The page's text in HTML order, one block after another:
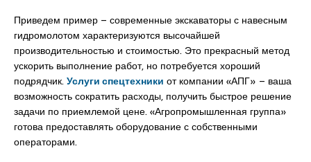
Приведем пример – современные экскаваторы с навесным
гидромолотом характеризуются высочайшей
производительностью и стоимостью. Это прекрасный метод
ускорить выполнение работ, но потребуется хороший
подрядчик. Услуги спецтехники от компании «АПГ» – ваша
возможность сократить расходы, получить быстрое решение
задачи по приемлемой цене. «Агропромышленная группа»
готова предоставлять оборудование с собственными
операторами.